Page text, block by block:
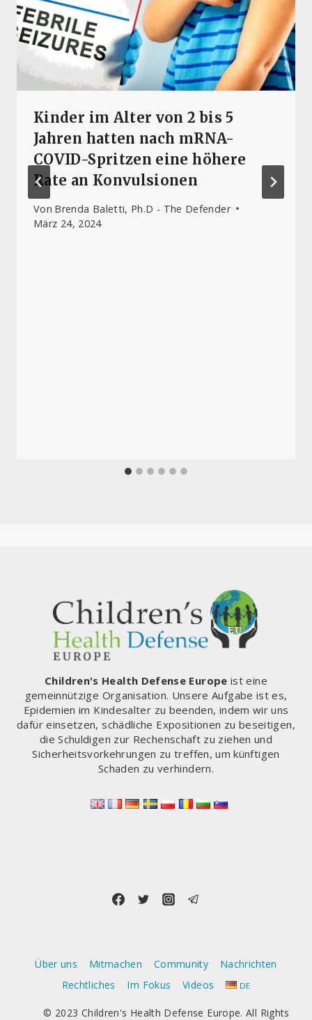
Kinder im Alter von 2 bis 5
Jahren hatten nach mRNA-
COVID-Spritzen eine höhere
Rate an Konvulsionen
Von Brenda Baletti, Ph.D - The Defender
März 24, 2024
Children's Health Defense Europe ist eine
gemeinnützige Organisation. Unsere Aufgabe ist es,
Epidemien im Kindesalter zu beenden, indem wir uns
dafür einsetzen, schädliche Expositionen zu beseitigen,
die Schuldigen zur Rechenschaft zu ziehen und
Sicherheitsvorkehrungen zu treffen, um künftigen
Schaden zu verhindern.
Über uns Mitmachen Community
Nachrichten
Rechtliches
Im Fokus Videos DE
© 2023 Children's Health Defense Europe. All Rights